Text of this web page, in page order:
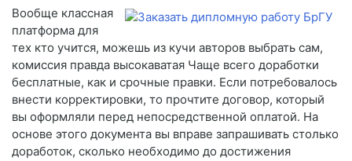
Вообще классная
платформа для
тех кто учится, можешь из кучи авторов выбрать сам,
комиссия правда высокаватая Чаще всего доработки
бесплатные, как и срочные правки. Если потребовалось
внести корректировки, то прочтите договор, который
вы оформляли перед непосредственной оплатой. На
основе этого документа вы вправе запрашивать столько
доработок, сколько необходимо до достижения